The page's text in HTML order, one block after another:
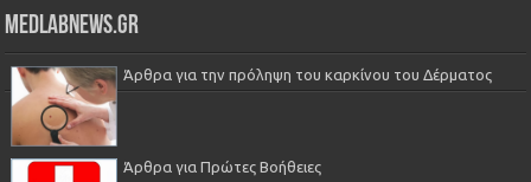
Medlabnews.gr
Άρθρα για την πρόληψη του καρκίνου του Δέρματος
Άρθρα για Πρώτες Βοήθειες